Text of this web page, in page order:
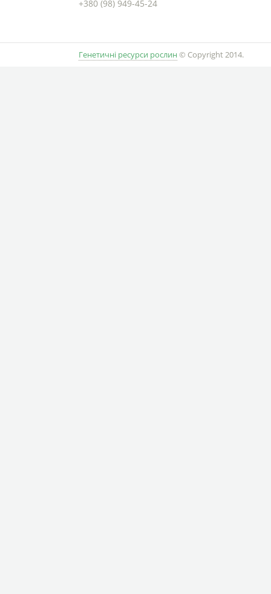
+380 (98) 949-45-24
Генетичні ресурси рослин © Copyright 2014.